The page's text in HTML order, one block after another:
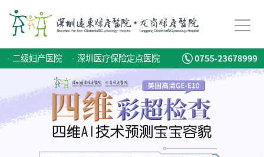
· 二级妇产医院 · 深圳医疗保险定点医院